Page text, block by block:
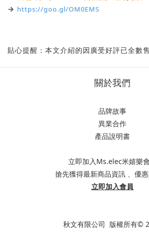
→ https://goo.gl/OM0EMS
貼心提醒：本文介紹的因廣受好評已全數
關於我們
品牌故事
異業合作
產品說明書
立即加入Ms.elec米嬉樂
搶先獲得最新商品資訊 、優惠
立即加入會員
秋文有限公司 版權所有©